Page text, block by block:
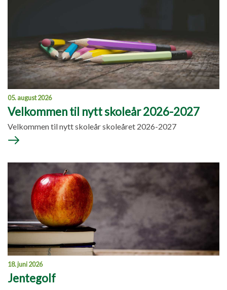
05. august 2026
Velkommen til nytt skoleår 2026-2027
Velkommen til nytt skoleår skoleåret 2026-2027
18. juni 2026
Jentegolf